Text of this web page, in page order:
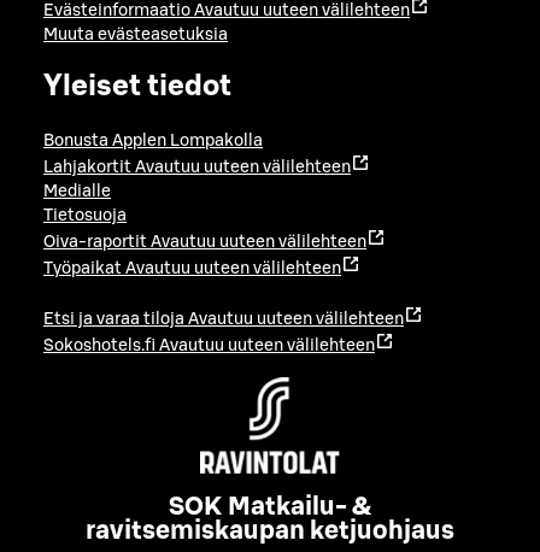
Evästeinformaatio Avautuu uuteen välilehteen
Muuta evästeasetuksia
Yleiset tiedot
Bonusta Applen Lompakolla
Lahjakortit Avautuu uuteen välilehteen
Medialle
Tietosuoja
Oiva-raportit Avautuu uuteen välilehteen
Työpaikat Avautuu uuteen välilehteen
Etsi ja varaa tiloja Avautuu uuteen välilehteen
Sokoshotels.fi Avautuu uuteen välilehteen
SOK Matkailu- &
ravitsemiskaupan ketjuohjaus